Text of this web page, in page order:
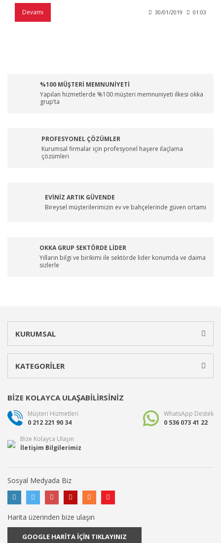
Devamı 30/01/2019 01:03
%100 MÜŞTERİ MEMNUNİYETİ
Yapılan hizmetlerde %100 müşteri memnuniyeti ilkesi okka
grup’ta
PROFESYONEL ÇÖZÜMLER
Kurumsal firmalar için profesyonel haşere ilaçlama
çözümleri
EVİNİZ ARTIK GÜVENDE
Bireysel müşterilerimizin ev ve bahçelerinde güven ortamı
OKKA GRUP SEKTÖRDE LİDER
Yılların bilgi ve birikimi ile sektörde lider konumda ve daima
sizlerle
KURUMSAL
KATEGORİLER
BİZE KOLAYCA ULAŞABİLİRSİNİZ
Müşteri Hizmetleri
0 212 221 90 34
WhatsApp Destek
0 536 073 41 22
Bize Kolayca Ulaşın
İletişim Bilgilerimiz
Sosyal Medyada Biz
Harita üzerinden bize ulaşın
GOOGLE HARİTA İÇİN TIKLAYINIZ